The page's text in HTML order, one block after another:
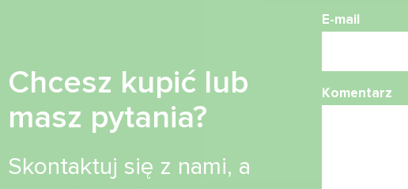
Chcesz kupić lub
masz pytania?
Skontaktuj się z nami, a
E-mail
Komentarz